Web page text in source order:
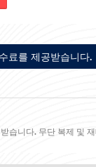
료를 제공받습니다.
니다. 무단 복제 및